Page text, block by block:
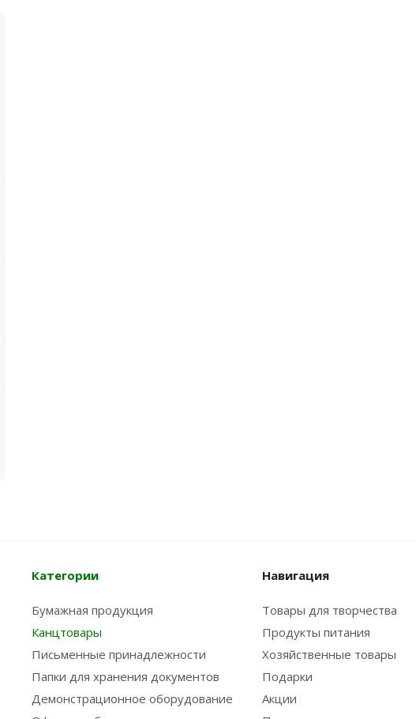
Категории
Бумажная продукция
Канцтовары
Письменные принадлежности
Папки для хранения документов
Демонстрационное оборудование
Навигация
Товары для творчества
Продукты питания
Хозяйственные товары
Подарки
Акции